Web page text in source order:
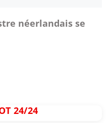
néerlandais se
24/24